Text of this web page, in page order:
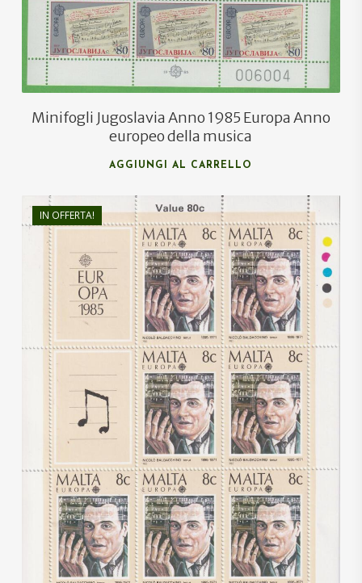
Minifogli Jugoslavia Anno 1985 Europa Anno
europeo della musica
AGGIUNGI AL CARRELLO
IN OFFERTA!
€6,00
€3,00